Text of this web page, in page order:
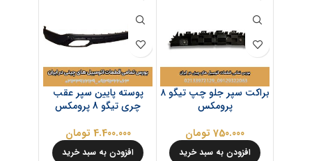
براکت سپر جلو چپ تیگو ۸
پرومکس
750.000 تومان
افزودن به سبد خرید
پوسته پایین سپر عقب
چری تیگو 8 پرومکس
4.400.000 تومان
افزودن به سبد خرید